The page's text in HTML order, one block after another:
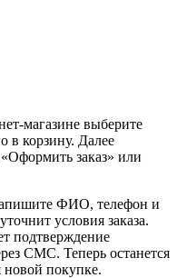
магазине выберите
в корзину. Далее
заказ» или
ФИО, телефон и
условия заказа.
подтверждение
СМС. Теперь останется
новой покупке.